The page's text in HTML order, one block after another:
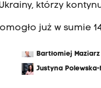
którzy
już w sumie
Bartłomiej Maziarz
Justyna